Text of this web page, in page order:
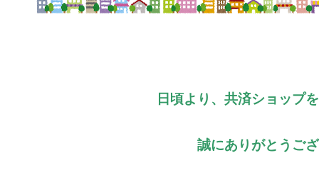
日頃より、共済ショップ
誠にありがとうご